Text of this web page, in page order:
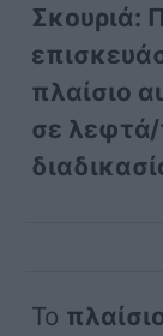
Σκουριά:
πλαίσιο
σε
Το